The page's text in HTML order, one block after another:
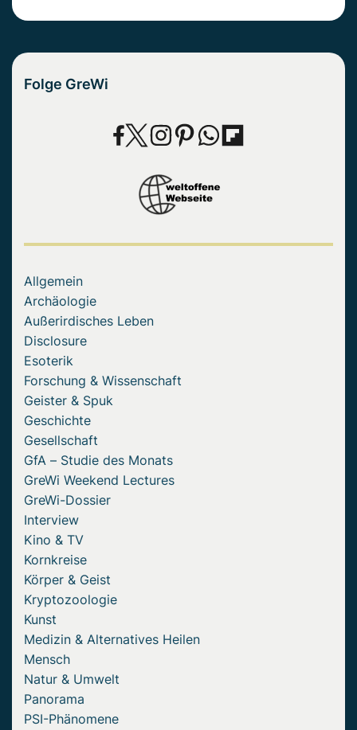
Folge GreWi
Allgemein
Archäologie
Außerirdisches Leben
Disclosure
Esoterik
Forschung & Wissenschaft
Geister & Spuk
Geschichte
Gesellschaft
GfA – Studie des Monats
GreWi Weekend Lectures
GreWi-Dossier
Interview
Kino & TV
Kornkreise
Körper & Geist
Kryptozoologie
Kunst
Medizin & Alternatives Heilen
Mensch
Natur & Umwelt
Panorama
PSI-Phänomene